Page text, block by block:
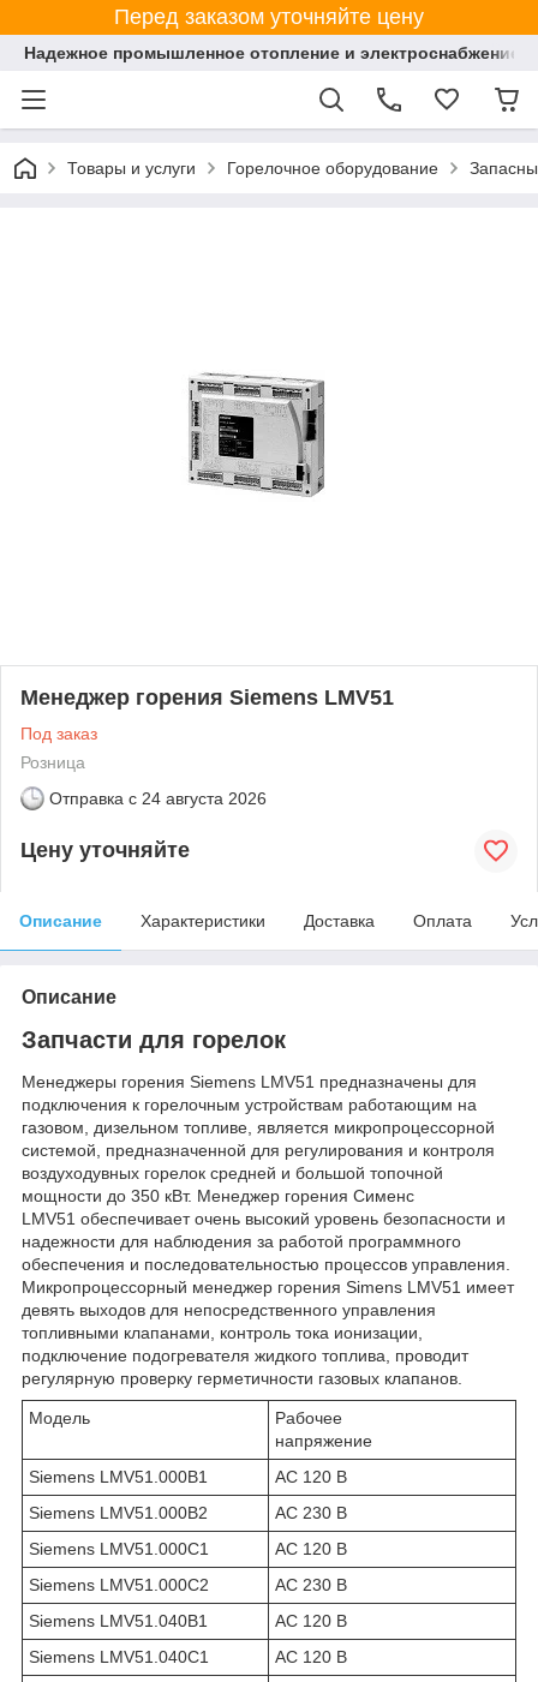
Перед заказом уточняйте цену
Надежное промышленное отопление и электроснабжение
Товары и услуги Горелочное оборудование
Менеджер горения Siemens LMV51
Под заказ
Розница
Отправка с 24 августа 2026
Цену уточняйте
Описание Характеристики Доставка Оплата
Описание
Запчасти для горелок
Менеджеры горения Siemens LMV51 предназначены для
подключения к горелочным устройствам работающим на
газовом, дизельном топливе, является микропроцессорной
системой, предназначенной для регулирования и контроля
воздуходувных горелок средней и большой топочной
мощности до 350 кВт. Менеджер горения Сименс
LMV51 обеспечивает очень высокий уровень безопасности и
надежности для наблюдения за работой программного
обеспечения и последовательностью процессов управления.
Микропроцессорный менеджер горения Simens LMV51 имеет
девять выходов для непосредственного управления
топливными клапанами, контроль тока ионизации,
подключение подогревателя жидкого топлива, проводит
регулярную проверку герметичности газовых клапанов.
Модель
Рабочее
напряжение
Siemens LMV51.000B1
AC 120 B
Siemens LMV51.000B2
AC 230 B
Siemens LMV51.000C1
AC 120 B
Siemens LMV51.000C2
AC 230 B
Siemens LMV51.040B1
AC 120 B
Siemens LMV51.040C1
AC 120 B